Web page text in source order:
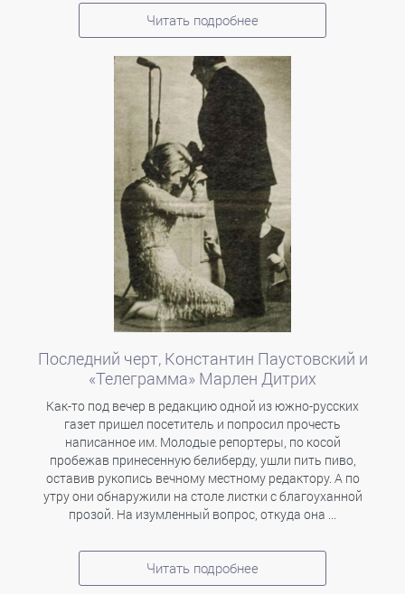
Читать подробнее
Последний черт, Константин Паустовский и
«Телеграмма» Марлен Дитрих
Как-то под вечер в редакцию одной из южно-русских
газет пришел посетитель и попросил прочесть
написанное им. Молодые репортеры, по косой
пробежав принесенную белиберду, ушли пить пиво,
оставив рукопись вечному местному редактору. А по
утру они обнаружили на столе листки с благоуханной
прозой. На изумленный вопрос, откуда она ...
Читать подробнее